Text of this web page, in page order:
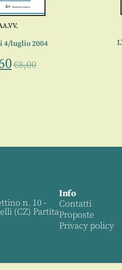
4/luglio 2004
€8,00
n. 10 -
(CZ) Partita
Info
Contatti
Proposte
Privacy policy